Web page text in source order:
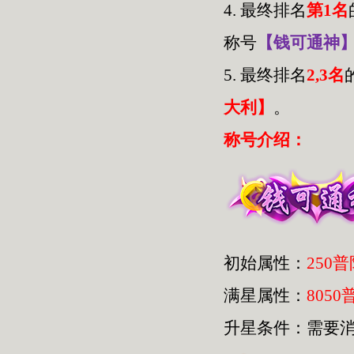
4. 最终排名第1名
称号 【钱可通神
5. 最终排名2,3名
大利】 。
称号介绍：
初始属性： 250
满星属性： 8050
升星条件：需要